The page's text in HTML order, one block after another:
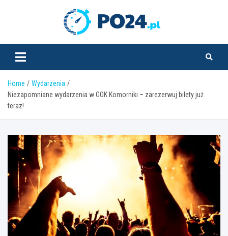
Home
Wydarzenia
Niezapomniane wydarzenia w GOK Komorniki – zarezerwuj bilety już
teraz!